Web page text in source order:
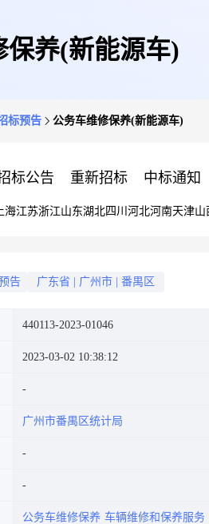
保养(新能源车)
标预告 公务车维修保养(新能源车)
标公告 重新招标 中标通知
上海江苏浙江山东湖北四川 河北河南天津山
告 广东省 广州市 番禺区
440113-2023-01046
2023-03-02 10:38:12
广州市番禺区统计局
公务车维修保养 车辆维修和保养服务